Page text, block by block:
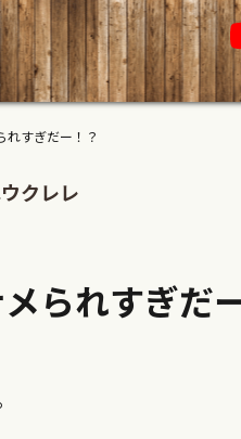
すぎだー！？
クレレ
られすぎだ